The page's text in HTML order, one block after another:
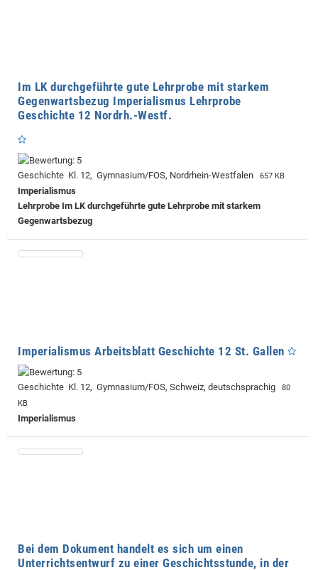
Im LK durchgeführte gute Lehrprobe mit starkem
Gegenwartsbezug Imperialismus Lehrprobe
Geschichte 12 Nordrh.-Westf.
Geschichte Kl. 12, Gymnasium/FOS, Nordrhein-Westfalen 657 KB
Imperialismus
Lehrprobe Im LK durchgeführte gute Lehrprobe mit starkem
Gegenwartsbezug
Imperialismus Arbeitsblatt Geschichte 12 St. Gallen
Geschichte Kl. 12, Gymnasium/FOS, Schweiz, deutschsprachig
80
KB
Imperialismus
Bei dem Dokument handelt es sich um einen
Unterrichtsentwurf zu einer Geschichtsstunde, in der